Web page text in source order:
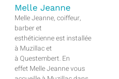
Melle Jeanne
Melle Jeanne, coiffeur,
barber et
esthéticienne est installée
à Muzillac et
à Questembert. En
effet Melle Jeanne vous